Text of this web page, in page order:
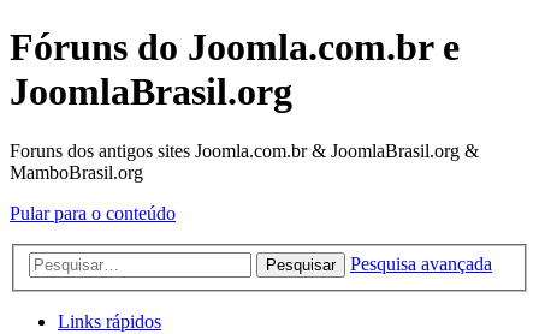
Fóruns do Joomla.com.br e
JoomlaBrasil.org
Foruns dos antigos sites Joomla.com.br & JoomlaBrasil.org &
MamboBrasil.org
Pular para o conteúdo
Pesquisar Pesquisa avançada
Links rápidos